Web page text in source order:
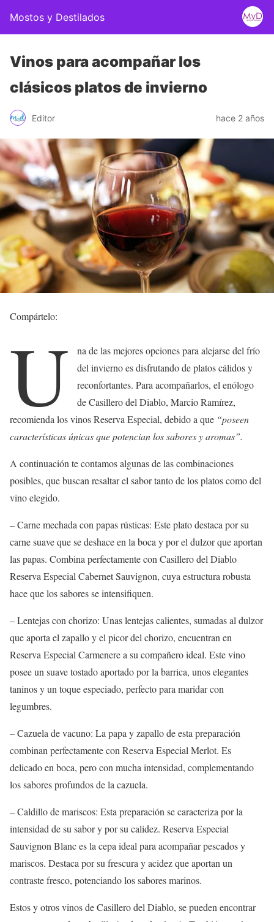
Mostos y Destilados
Vinos para acompañar los
clásicos platos de invierno
Editor hace 2 años
Compártelo:
U
na de las mejores opciones para alejarse del frío
del invierno es disfrutando de platos cálidos y
reconfortantes. Para acompañarlos, el enólogo
de Casillero del Diablo, Marcio Ramírez,
recomienda los vinos Reserva Especial, debido a que “poseen
características únicas que potencian los sabores y aromas”.
A continuación te contamos algunas de las combinaciones
posibles, que buscan resaltar el sabor tanto de los platos como del
vino elegido.
– Carne mechada con papas rústicas: Este plato destaca por su
carne suave que se deshace en la boca y por el dulzor que aportan
las papas. Combina perfectamente con Casillero del Diablo
Reserva Especial Cabernet Sauvignon, cuya estructura robusta
hace que los sabores se intensifiquen.
– Lentejas con chorizo: Unas lentejas calientes, sumadas al dulzor
que aporta el zapallo y el picor del chorizo, encuentran en
Reserva Especial Carmenere a su compañero ideal. Este vino
posee un suave tostado aportado por la barrica, unos elegantes
taninos y un toque especiado, perfecto para maridar con
legumbres.
– Cazuela de vacuno: La papa y zapallo de esta preparación
combinan perfectamente con Reserva Especial Merlot. Es
delicado en boca, pero con mucha intensidad, complementando
los sabores profundos de la cazuela.
– Caldillo de mariscos: Esta preparación se caracteriza por la
intensidad de su sabor y por su calidez. Reserva Especial
Sauvignon Blanc es la cepa ideal para acompañar pescados y
mariscos. Destaca por su frescura y acidez que aportan un
contraste fresco, potenciando los sabores marinos.
Estos y otros vinos de Casillero del Diablo, se pueden encontrar